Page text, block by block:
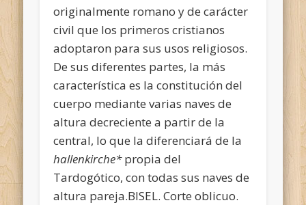
originalmente romano y de carácter
civil que los primeros cristianos
adoptaron para sus usos religiosos.
De sus diferentes partes, la más
característica es la constitución del
cuerpo mediante varias naves de
altura decreciente a partir de la
central, lo que la diferenciará de la
hallenkirche*propia del
Tardogótico, con todas sus naves de
altura pareja.BISEL. Corte oblicuo.